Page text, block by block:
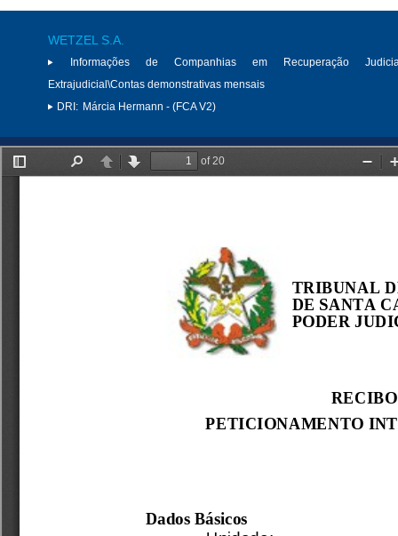
WETZEL S.A.
Informações de Companhias em Recuperação
Extrajudicial\Contas demonstrativas mensais
DRI: Márcia Hermann - (FCA V2)